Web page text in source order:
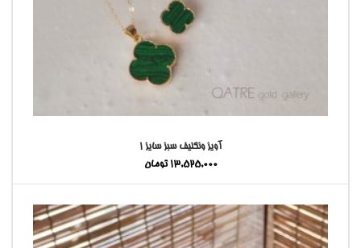
آویز ونکلیف سبز سایز ۱
13,525,000 تومان